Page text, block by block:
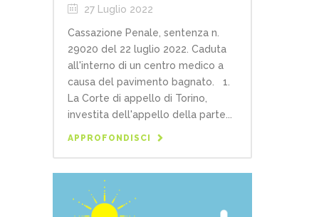
27 Luglio 2022
Cassazione Penale, sentenza n.
29020 del 22 luglio 2022. Caduta
all'interno di un centro medico a
causa del pavimento bagnato. 1.
La Corte di appello di Torino,
investita dell'appello della parte...
APPROFONDISCI